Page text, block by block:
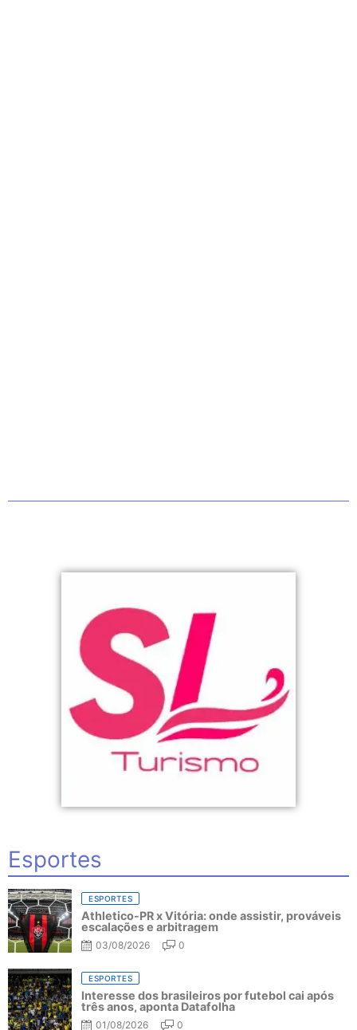
Esportes
ESPORTES
Athletico-PR x Vitória: onde assistir, prováveis
escalações e arbitragem
03/08/2026 0
ESPORTES
Interesse dos brasileiros por futebol cai após
três anos, aponta Datafolha
01/08/2026 0